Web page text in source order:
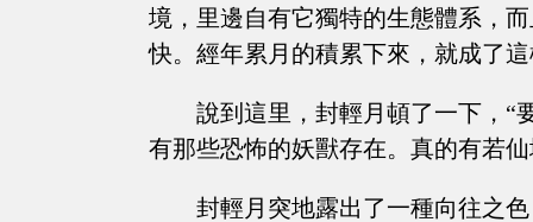
境，里邊自有它獨特的生態體系，
快。經年累月的積累下來，就成了
說到這里，封輕月頓了一下，“
有那些恐怖的妖獸存在。真的有若
封輕月突地露出了一種向往之